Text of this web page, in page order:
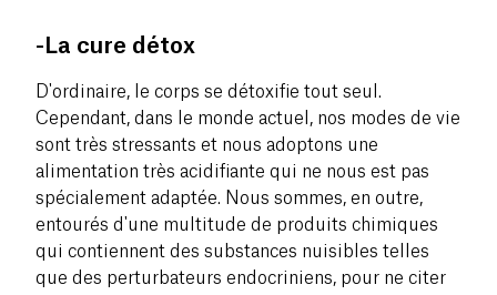
-La cure détox
D'ordinaire, le corps se détoxifie tout seul.
Cependant, dans le monde actuel, nos modes de vie
sont très stressants et nous adoptons une
alimentation très acidifiante qui ne nous est pas
spécialement adaptée. Nous sommes, en outre,
entourés d'une multitude de produits chimiques
qui contiennent des substances nuisibles telles
que des perturbateurs endocriniens, pour ne citer